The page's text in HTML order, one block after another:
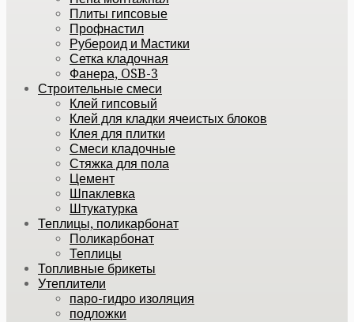
Плиты гипсовые
Профнастил
Рубероид и Мастики
Сетка кладочная
Фанера, OSB-3
Строительные смеси
Клей гипсовый
Клей для кладки ячеистых блоков
Клея для плитки
Смеси кладочные
Стяжка для пола
Цемент
Шпаклевка
Штукатурка
Теплицы, поликарбонат
Поликарбонат
Теплицы
Топливные брикеты
Утеплители
паро-гидро изоляция
подложки